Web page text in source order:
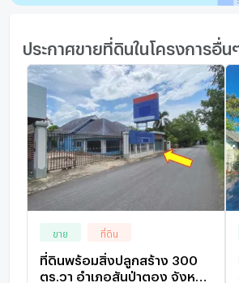
ประกาศขายที่ดินในโครงการอื่น
ขาย ที่ดิน
ที่ดินพร้อมสิ่งปลูกสร้าง 300
ตร.วา อำเภอสันป่าตอง จังหวัด